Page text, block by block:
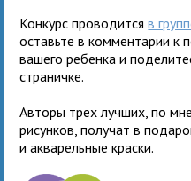
Конкурс про­во­дитсяв
оставьте в ком­мен­та­рии к
вашего ребенка и
страничке.
Авторы трех луч­ших, по
рисун­ков, полу­чат в
и аква­рель­ные краски.